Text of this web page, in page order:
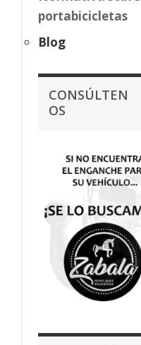
portabicicletas
Blog
CONSÚLTEN
OS